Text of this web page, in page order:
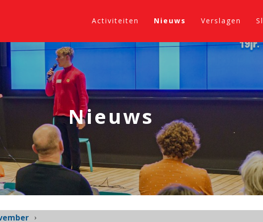
Activiteiten Nieuws Verslagen
Nieuws